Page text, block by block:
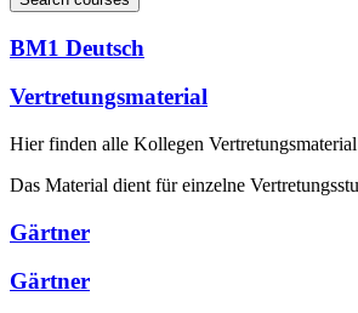
BM1 Deutsch
Vertretungsmaterial
Hier finden alle Kollegen
Das Material dient für einzelne
Gärtner
Gärtner